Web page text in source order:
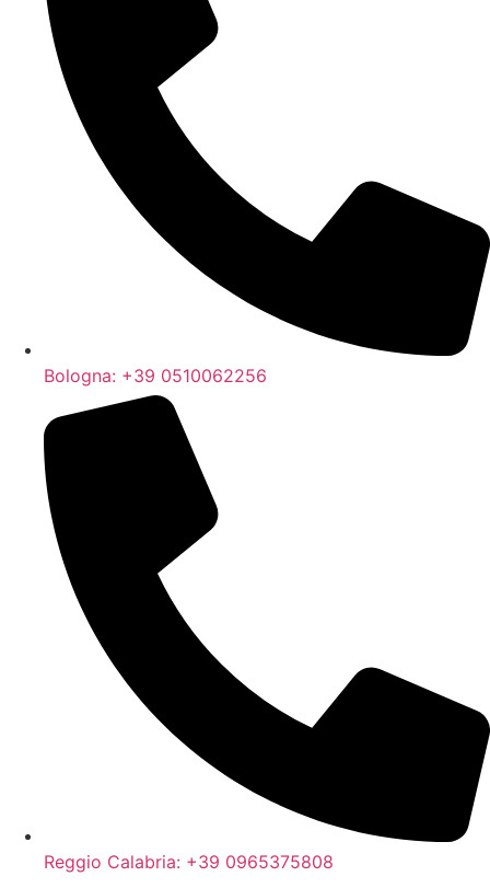
Bologna: +39 0510062256
Reggio Calabria: +39 0965375808